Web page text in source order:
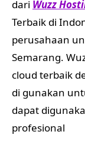
dari Wuzz
Terbaik di
perusahaan
Semarang.
cloud terbaik
di gunakan
dapat
profesional